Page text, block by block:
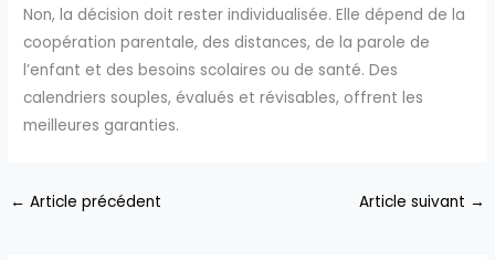
Non, la décision doit rester individualisée. Elle dépend de la
coopération parentale, des distances, de la parole de
l’enfant et des besoins scolaires ou de santé. Des
calendriers souples, évalués et révisables, offrent les
meilleures garanties.
← Article précédent Article suivant →